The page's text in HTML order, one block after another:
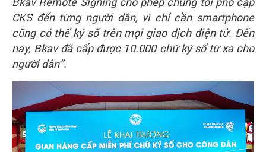
CKS đến từng người dân, vì chỉ cần smartphone
cũng có thể ký số trên mọi giao dịch điện tử. Đến
nay, Bkav đã cấp được 10.000 chữ ký số từ xa cho
người dân”.